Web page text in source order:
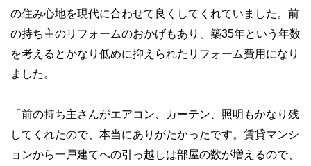
の住み心地を現代に合わせて良くしてくれていました。前
の持ち主のリフォームのおかげもあり、築35年という年数
を考えるとかなり低めに抑えられたリフォーム費用になり
ました。
「前の持ち主さんがエアコン、カーテン、照明もかなり残
してくれたので、本当にありがたかったです。賃貸マンシ
ョンから一戸建てへの引っ越しは部屋の数が増えるので、